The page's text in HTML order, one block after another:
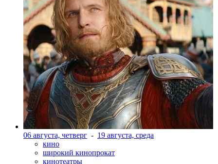
06 августа, четверг - 19 августа, среда
кино
широкий кинопрокат
кинотеатры